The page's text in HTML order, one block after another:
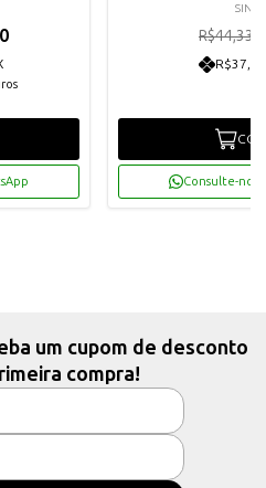
R$44,33
Consulte-nos
um cupom de desconto
compra!